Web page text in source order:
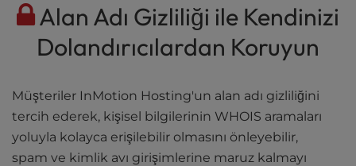
Alan Adı Gizliliği ile Kendinizi
Dolandırıcılardan Koruyun
Müşteriler InMotion Hosting'un alan adı gizliliğini
tercih ederek, kişisel bilgilerinin WHOIS aramaları
yoluyla kolayca erişilebilir olmasını önleyebilir,
spam ve kimlik avı girişimlerine maruz kalmayı